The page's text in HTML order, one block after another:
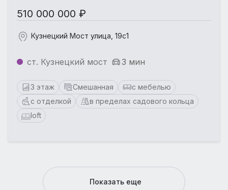
510 000 000 ₽
Кузнецкий Мост улица, 19с1
ст. Кузнецкий мост 3 мин
3 этаж Смешанная
с мебелью
с отделкой
в пределах садового кольца
loft
Показать еще